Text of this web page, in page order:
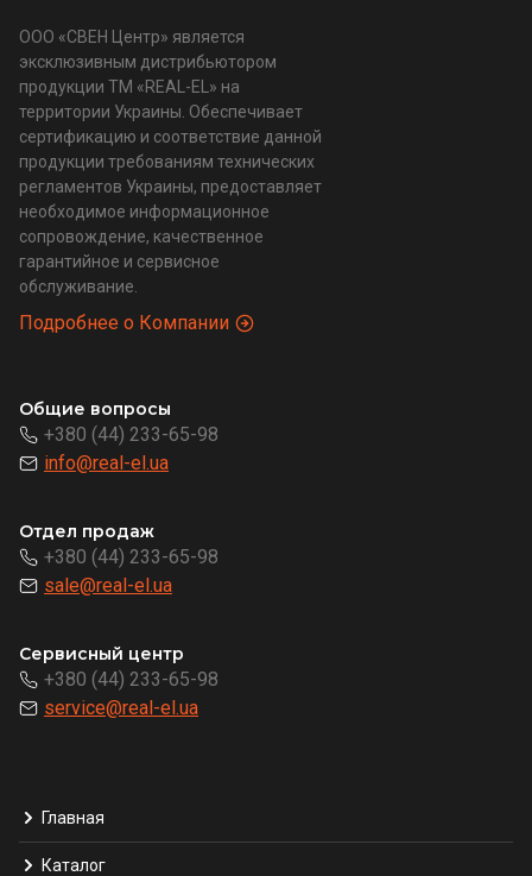
ООО «СВЕН Центр» является
эксклюзивным дистрибьютором
продукции ТМ «REAL-EL» на
территории Украины. Обеспечивает
сертификацию и соответствие данной
продукции требованиям технических
регламентов Украины, предоставляет
необходимое информационное
сопровождение, качественное
гарантийное и сервисное
обслуживание.
Подробнее о Компании
Общие вопросы
+380 (44) 233-65-98
info@real-el.ua
Отдел продаж
+380 (44) 233-65-98
sale@real-el.ua
Сервисный центр
+380 (44) 233-65-98
service@real-el.ua
Главная
Каталог